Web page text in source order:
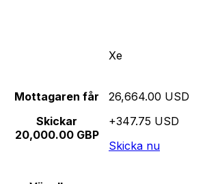
Xe
Mottagaren får
Skickar
20,000.00 GBP
26,664.00 USD
+347.75 USD
Skicka nu